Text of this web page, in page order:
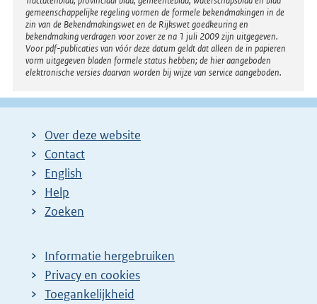
gemeenschappelijke regeling vormen de formele bekendmakingen in de
zin van de Bekendmakingswet en de Rijkswet goedkeuring en
bekendmaking verdragen voor zover ze na 1 juli 2009 zijn uitgegeven.
Voor pdf-publicaties van vóór deze datum geldt dat alleen de in papieren
vorm uitgegeven bladen formele status hebben; de hier aangeboden
elektronische versies daarvan worden bij wijze van service aangeboden.
Over deze website
Contact
English
Help
Zoeken
Informatie hergebruiken
Privacy en cookies
Toegankelijkheid